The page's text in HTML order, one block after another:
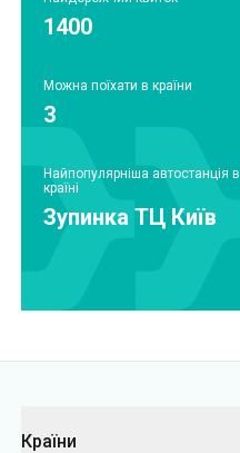
1400
Можна поїхати в країни
3
Найпопулярніша автостанція в
країні
Зупинка ТЦ Київ
Країни